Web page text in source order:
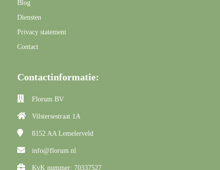
Blog
Diensten
Privacy statement
Contact
Contactinformatie:
Florum BV
Vilstersestraat 1A
8152 AA Lemelerveld
info@florum.nl
KvK nummer: 70337527